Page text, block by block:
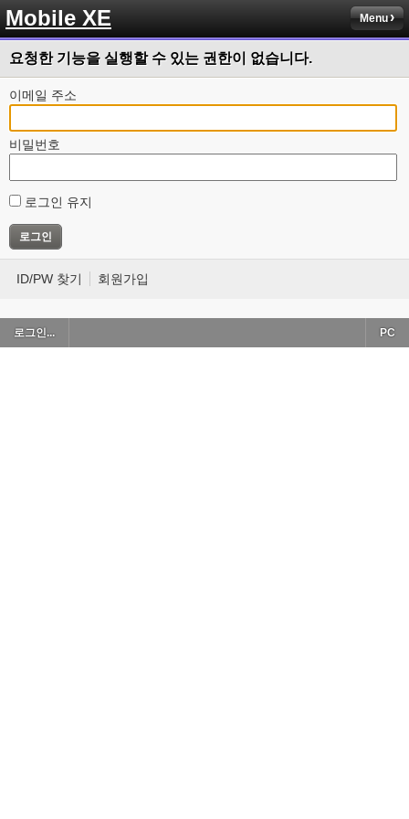
Mobile XE Menu
요청한 기능을 실행할 수 있는 권한이 없습니다.
이메일 주소
비밀번호
로그인 유지
ID/PW 찾기 회원가입
로그인... PC